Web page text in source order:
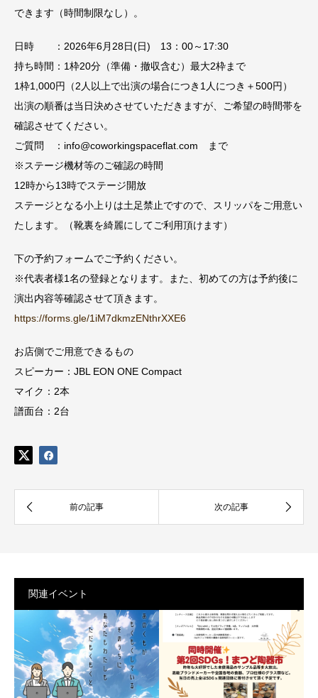
できます（時間制限なし）。
日時 ：2026年6月28日(日) 13：00～17:30
持ち時間：1枠20分（準備・撤収含む）最大2枠まで
1枠1,000円（2人以上で出演の場合につき1人につき＋500円）
出演の順番は当日決めさせていただきますが、ご希望の時間帯を
確認させてください。
ご質問 ：info@coworkingspaceflat.com まで
※ステージ機材等のご確認の時間
12時から13時でステージ開放
ステージとなる小上りは土足禁止ですので、スリッパをご用意い
たします。（靴裏を綺麗にしてご利用頂けます）
下の予約フォームでご予約ください。
※代表者様1名の登録となります。また、初めての方は予約後に
演出内容等確認させて頂きます。
https://forms.gle/1iM7dkmzENthrXXE6
お店側でご用意できるもの
スピーカー：JBL EON ONE Compact
マイク：2本
譜面台：2台
関連イベント